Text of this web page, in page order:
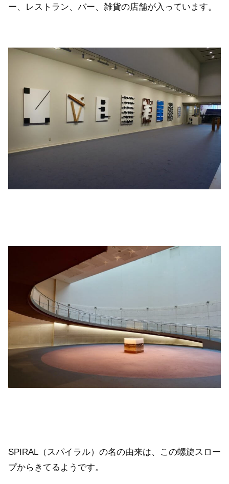
ー、レストラン、バー、雑貨の店舗が入っています。
SPIRAL（スパイラル）の名の由来は、この螺旋スロー
プからきてるようです。